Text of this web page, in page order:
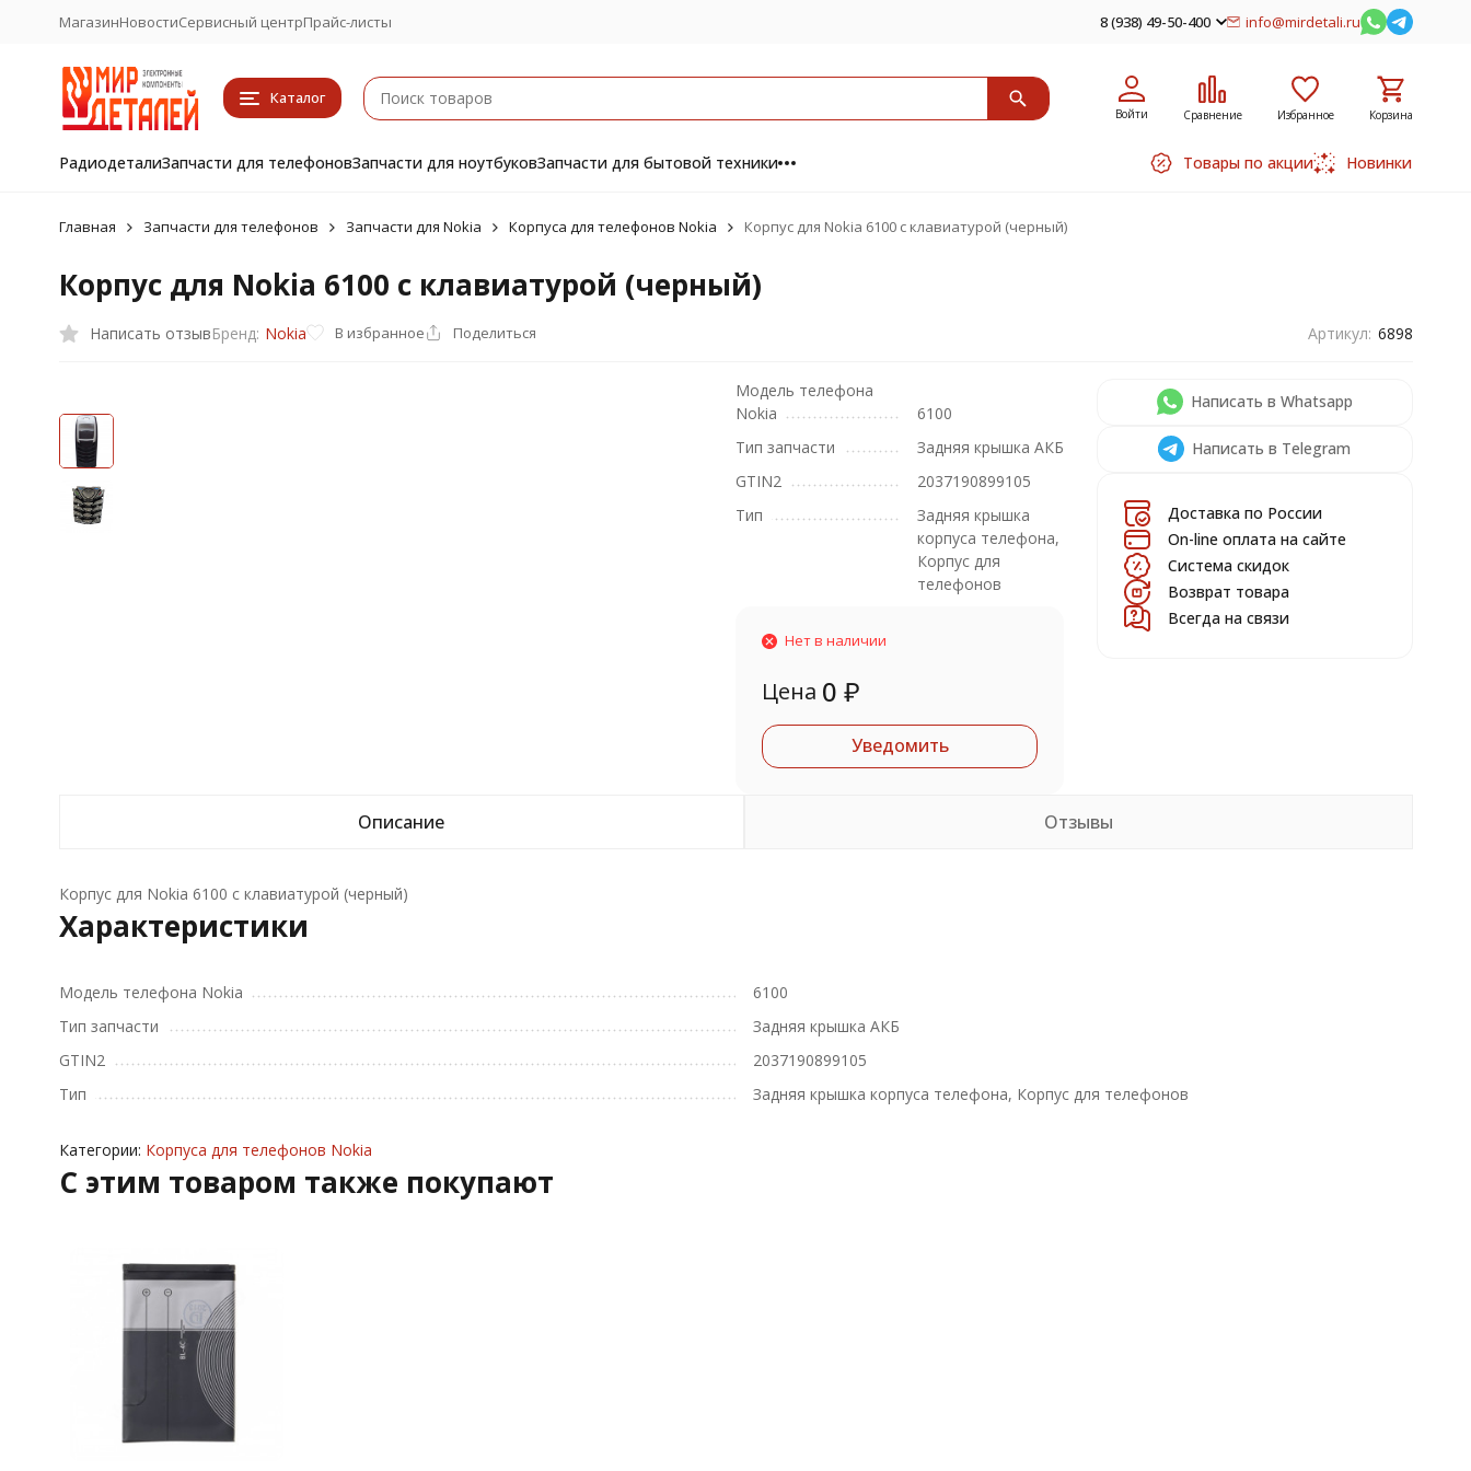
МагазинНовостиСервисный центрПрайс-листы 8 (938) 49-50-400 info@mirdetali.ru
Каталог
Войти Сравнение Избранное Корзина
РадиодеталиЗапчасти для телефоновЗапчасти для ноутбуковЗапчасти для бытовой техники Товары по акции Новинки
Главная Запчасти для телефонов Запчасти для Nokia Корпуса для телефонов Nokia Корпус для Nokia 6100 с клавиатурой (черный)
Корпус для Nokia 6100 с клавиатурой (черный)
Написать отзывБренд: Nokia В избранное Поделиться Артикул: 6898
Модель телефона
Nokia
6100
Тип запчасти
Задняя крышка АКБ
GTIN2
2037190899105
Тип
Задняя крышка
корпуса телефона,
Корпус для
телефонов
Нет в наличии
Цена 0 ₽
Уведомить
Написать в Whatsapp
Написать в Telegram
Доставка по России
On-line оплата на сайте
Система скидок
Возврат товара
Всегда на связи
Описание Отзывы
Корпус для Nokia 6100 с клавиатурой (черный)
Характеристики
Модель телефона Nokia
6100
Тип запчасти
Задняя крышка АКБ
GTIN2
2037190899105
Тип
Задняя крышка корпуса телефона, Корпус для телефонов
Категории: Корпуса для телефонов Nokia
C этим товаром также покупают